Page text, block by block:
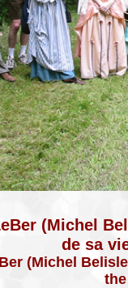
(Michel
de sa
(Michel